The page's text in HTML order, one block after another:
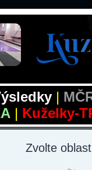
|
| Kuželky-
Zvolte